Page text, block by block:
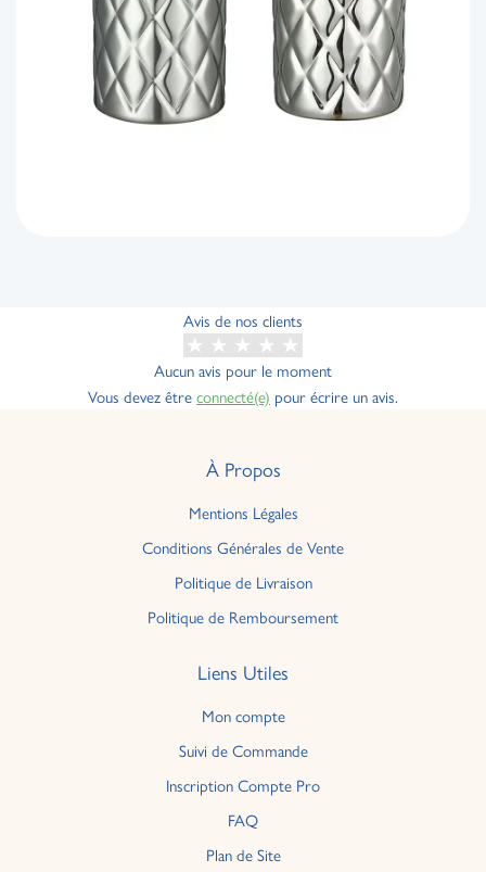
Avis de nos clients
Aucun avis pour le moment
Vous devez êtreconnecté(e) pour écrire un avis.
À Propos
Mentions Légales
Conditions Générales de Vente
Politique de Livraison
Politique de Remboursement
Liens Utiles
Mon compte
Suivi de Commande
Inscription Compte Pro
FAQ
Plan de Site